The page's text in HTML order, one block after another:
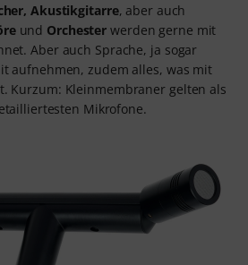
Akustikgitarre, aber auch
und Orchester werden gerne mit
Aber auch Sprache, ja sogar
aufnehmen, zudem alles, was mit
Kurzum: Kleinmembraner gelten als
Mikrofone.